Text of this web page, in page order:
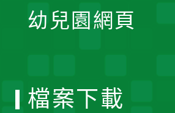
幼兒園網頁
檔案下載